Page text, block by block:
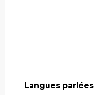
Langues parlées
Langues parlées